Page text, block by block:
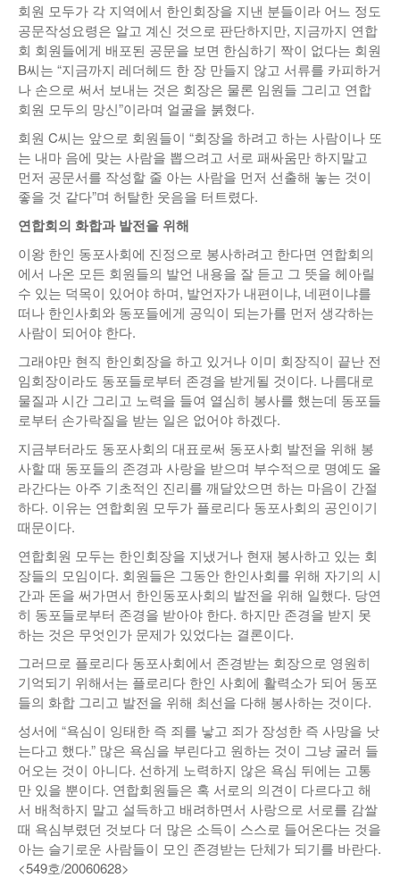
회원 모두가 각 지역에서 한인회장을 지낸 분들이라 어느 정도
공문작성요령은 알고 계신 것으로 판단하지만, 지금까지 연합
회 회원들에게 배포된 공문을 보면 한심하기 짝이 없다는 회원
B씨는 “지금까지 레더헤드 한 장 만들지 않고 서류를 카피하거
나 손으로 써서 보내는 것은 회장은 물론 임원들 그리고 연합
회원 모두의 망신”이라며 얼굴을 붉혔다.
회원 C씨는 앞으로 회원들이 “회장을 하려고 하는 사람이나 또
는 내마 음에 맞는 사람을 뽑으려고 서로 패싸움만 하지말고
먼저 공문서를 작성할 줄 아는 사람을 먼저 선출해 놓는 것이
좋을 것 같다”며 허탈한 웃음을 터트렸다.
연합회의 화합과 발전을 위해
이왕 한인 동포사회에 진정으로 봉사하려고 한다면 연합회의
에서 나온 모든 회원들의 발언 내용을 잘 듣고 그 뜻을 헤아릴
수 있는 덕목이 있어야 하며, 발언자가 내편이냐, 네편이냐를
떠나 한인사회와 동포들에게 공익이 되는가를 먼저 생각하는
사람이 되어야 한다.
그래야만 현직 한인회장을 하고 있거나 이미 회장직이 끝난 전
임회장이라도 동포들로부터 존경을 받게될 것이다. 나름대로
물질과 시간 그리고 노력을 들여 열심히 봉사를 했는데 동포들
로부터 손가락질을 받는 일은 없어야 하겠다.
지금부터라도 동포사회의 대표로써 동포사회 발전을 위해 봉
사할 때 동포들의 존경과 사랑을 받으며 부수적으로 명예도 올
라간다는 아주 기초적인 진리를 깨달았으면 하는 마음이 간절
하다. 이유는 연합회원 모두가 플로리다 동포사회의 공인이기
때문이다.
연합회원 모두는 한인회장을 지냈거나 현재 봉사하고 있는 회
장들의 모임이다. 회원들은 그동안 한인사회를 위해 자기의 시
간과 돈을 써가면서 한인동포사회의 발전을 위해 일했다. 당연
히 동포들로부터 존경을 받아야 한다. 하지만 존경을 받지 못
하는 것은 무엇인가 문제가 있었다는 결론이다.
그러므로 플로리다 동포사회에서 존경받는 회장으로 영원히
기억되기 위해서는 플로리다 한인 사회에 활력소가 되어 동포
들의 화합 그리고 발전을 위해 최선을 다해 봉사하는 것이다.
성서에 “욕심이 잉태한 즉 죄를 낳고 죄가 장성한 즉 사망을 낫
는다고 했다.” 많은 욕심을 부린다고 원하는 것이 그냥 굴러 들
어오는 것이 아니다. 선하게 노력하지 않은 욕심 뒤에는 고통
만 있을 뿐이다. 연합회원들은 혹 서로의 의견이 다르다고 해
서 배척하지 말고 설득하고 배려하면서 사랑으로 서로를 감쌀
때 욕심부렸던 것보다 더 많은 소득이 스스로 들어온다는 것을
아는 슬기로운 사람들이 모인 존경받는 단체가 되기를 바란다.
<549호/20060628>